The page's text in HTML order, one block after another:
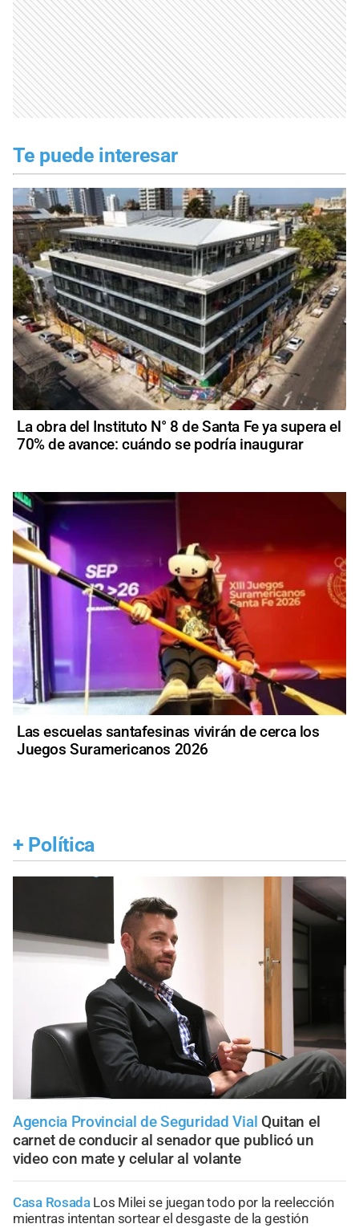
Te puede interesar
La obra del Instituto N° 8 de Santa Fe ya supera el
70% de avance: cuándo se podría inaugurar
Las escuelas santafesinas vivirán de cerca los
Juegos Suramericanos 2026
+ Política
Agencia Provincial de Seguridad Vial Quitan el
carnet de conducir al senador que publicó un
video con mate y celular al volante
Casa Rosada Los Milei se juegan todo por la reelección
mientras intentan sortear el desgaste de la gestión